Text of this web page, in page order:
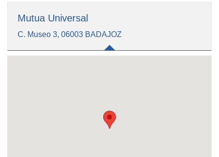
Mutua Universal
C. Museo 3, 06003 BADAJOZ